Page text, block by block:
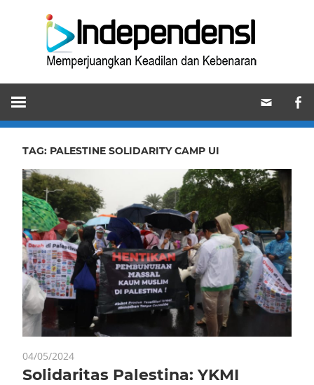
Memperjuangkan
Keadilan
dan
Kebenaran
TAG: PALESTINE SOLIDARITY CAMP UI
04/05/2024
Solidaritas Palestina: YKMI